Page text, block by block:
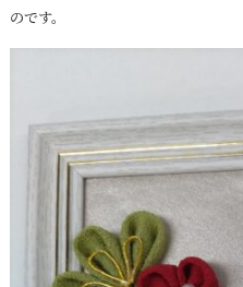
のです。